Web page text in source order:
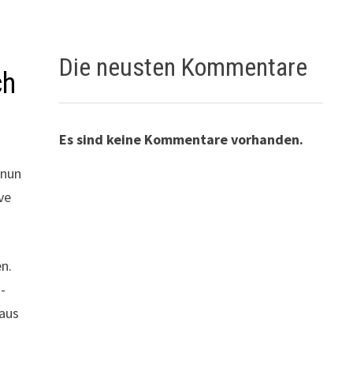
Die neusten Kommentare
Es sind keine Kommentare vorhanden.